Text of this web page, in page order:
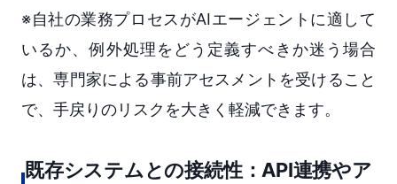
※自社の業務プロセスがAIエージェントに適して
いるか、例外処理をどう定義すべきか迷う場合
は、専門家による事前アセスメントを受けること
で、手戻りのリスクを大きく軽減できます。
既存システムとの接続性：API連携やア